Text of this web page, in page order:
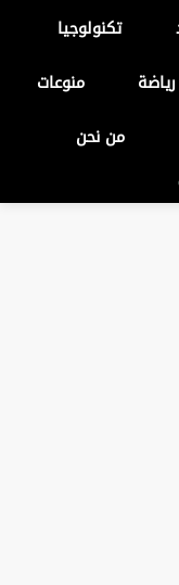
تكنولوجيا
رياضة
منوعات
من نحن